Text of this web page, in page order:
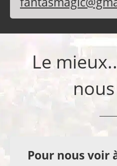
Le
Pour nous voir à